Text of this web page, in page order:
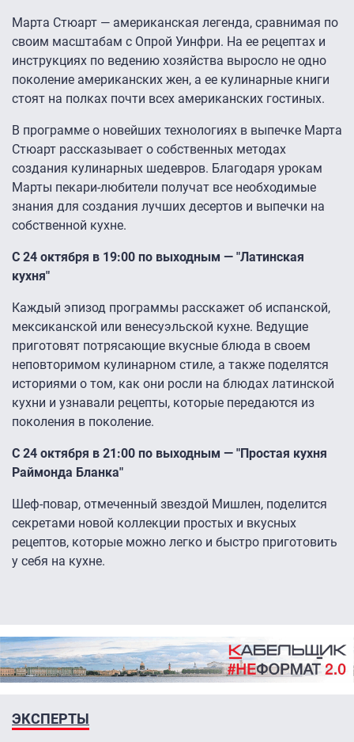
Марта Стюарт — американская легенда, сравнимая по
своим масштабам с Опрой Уинфри. На ее рецептах и
инструкциях по ведению хозяйства выросло не одно
поколение американских жен, а ее кулинарные книги
стоят на полках почти всех американских гостиных.
В программе о новейших технологиях в выпечке Марта
Стюарт рассказывает о собственных методах
создания кулинарных шедевров. Благодаря урокам
Марты пекари-любители получат все необходимые
знания для создания лучших десертов и выпечки на
собственной кухне.
С 24 октября в 19:00 по выходным — "Латинская
кухня"
Каждый эпизод программы расскажет об испанской,
мексиканской или венесуэльской кухне. Ведущие
приготовят потрясающие вкусные блюда в своем
неповторимом кулинарном стиле, а также поделятся
историями о том, как они росли на блюдах латинской
кухни и узнавали рецепты, которые передаются из
поколения в поколение.
С 24 октября в 21:00 по выходным — "Простая кухня
Раймонда Бланка"
Шеф-повар, отмеченный звездой Мишлен, поделится
секретами новой коллекции простых и вкусных
рецептов, которые можно легко и быстро приготовить
у себя на кухне.
ЭКСПЕРТЫ